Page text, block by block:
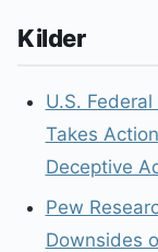
Kilder
U.S.
Takes
Deceptive
Pew
Downsides